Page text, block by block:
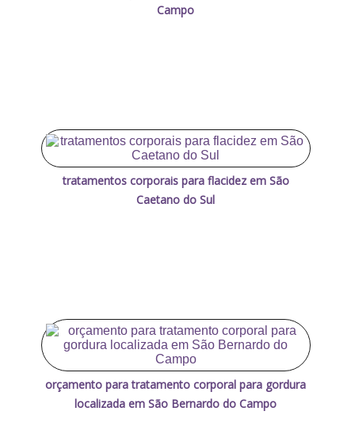
Campo
tratamentos corporais para flacidez em São
Caetano do Sul
orçamento para tratamento corporal para gordura
localizada em São Bernardo do Campo